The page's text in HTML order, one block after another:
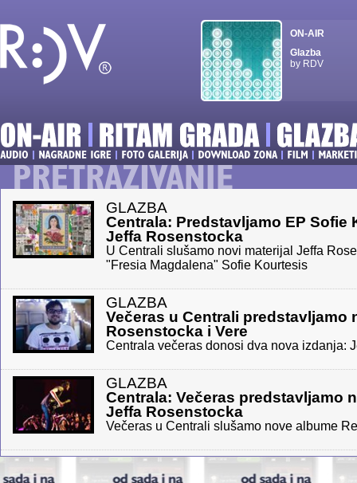
ON-AIR
Glazba
by RDV
GLAZBA
Centrala: Predstavljamo EP Sofie
Jeffa Rosenstocka
U Centrali slušamo novi materijal Jeffa
"Fresia Magdalena" Sofie Kourtesis
GLAZBA
Večeras u Centrali predstavljamo
Rosenstocka i Vere
Centrala večeras donosi dva nova izdanja:
GLAZBA
Centrala: Večeras predstavljamo
Jeffa Rosenstocka
Večeras u Centrali slušamo nove albume